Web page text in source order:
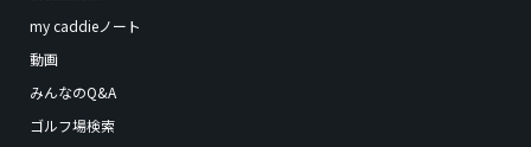
my caddieノート
動画
みんなのQ&A
ゴルフ場検索